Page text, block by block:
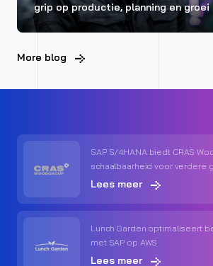
grip op productie, planning en groei
More blog
SAP S/4HANA biedt CRAS
schaalbaarheid voor verdere
Lees meer
Lunch Garden optimaliseert
met SAP op AWS
Lees meer